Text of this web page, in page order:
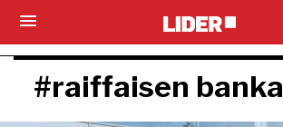
#raiffaisen banka